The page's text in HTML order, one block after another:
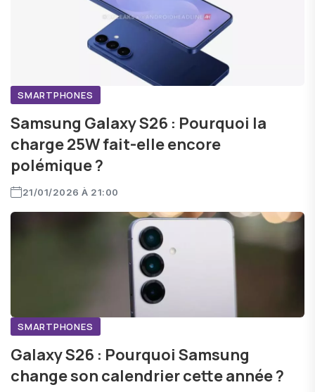
SMARTPHONES
Samsung Galaxy S26 : Pourquoi la
charge 25W fait-elle encore
polémique ?
21/01/2026 À 21:00
SMARTPHONES
Galaxy S26 : Pourquoi Samsung
change son calendrier cette année ?